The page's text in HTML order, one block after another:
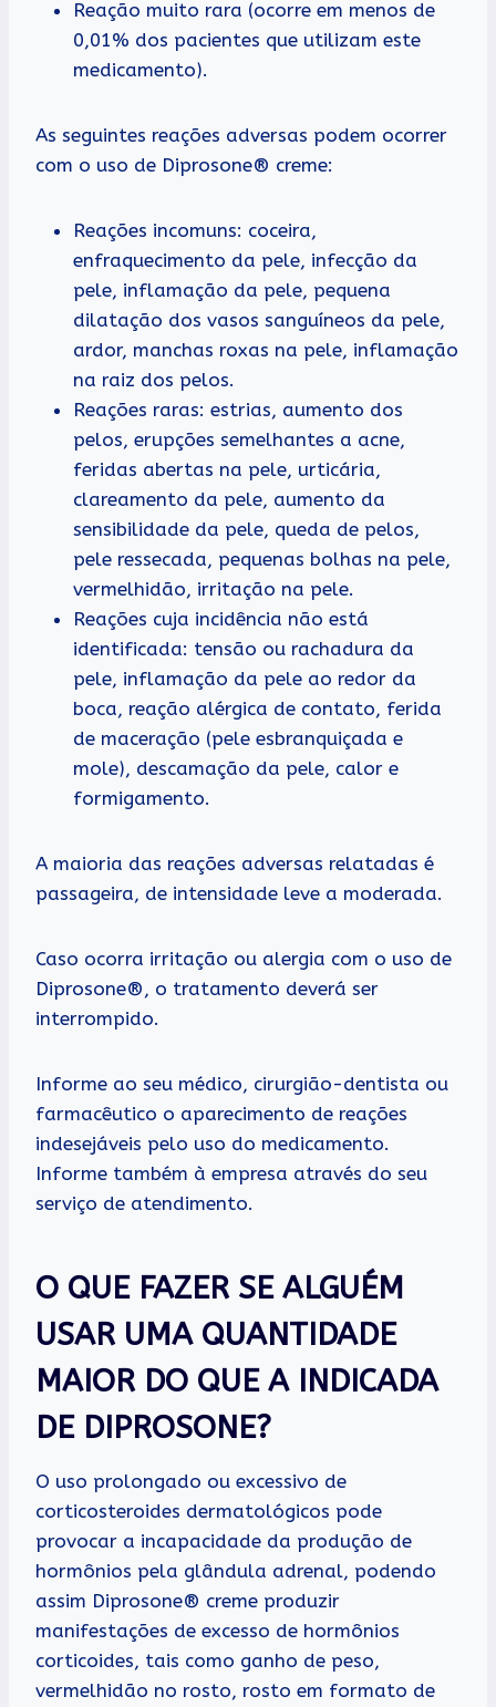
Reação muito rara (ocorre em menos de
0,01% dos pacientes que utilizam este
medicamento).
As seguintes reações adversas podem ocorrer
com o uso de Diprosone® creme:
Reações incomuns: coceira,
enfraquecimento da pele, infecção da
pele, inflamação da pele, pequena
dilatação dos vasos sanguíneos da pele,
ardor, manchas roxas na pele, inflamação
na raiz dos pelos.
Reações raras: estrias, aumento dos
pelos, erupções semelhantes a acne,
feridas abertas na pele, urticária,
clareamento da pele, aumento da
sensibilidade da pele, queda de pelos,
pele ressecada, pequenas bolhas na pele,
vermelhidão, irritação na pele.
Reações cuja incidência não está
identificada: tensão ou rachadura da
pele, inflamação da pele ao redor da
boca, reação alérgica de contato, ferida
de maceração (pele esbranquiçada e
mole), descamação da pele, calor e
formigamento.
A maioria das reações adversas relatadas é
passageira, de intensidade leve a moderada.
Caso ocorra irritação ou alergia com o uso de
Diprosone®, o tratamento deverá ser
interrompido.
Informe ao seu médico, cirurgião-dentista ou
farmacêutico o aparecimento de reações
indesejáveis pelo uso do medicamento.
Informe também à empresa através do seu
serviço de atendimento.
O QUE FAZER SE ALGUÉM
USAR UMA QUANTIDADE
MAIOR DO QUE A INDICADA
DE DIPROSONE?
O uso prolongado ou excessivo de
corticosteroides dermatológicos pode
provocar a incapacidade da produção de
hormônios pela glândula adrenal, podendo
assim Diprosone® creme produzir
manifestações de excesso de hormônios
corticoides, tais como ganho de peso,
vermelhidão no rosto, rosto em formato de